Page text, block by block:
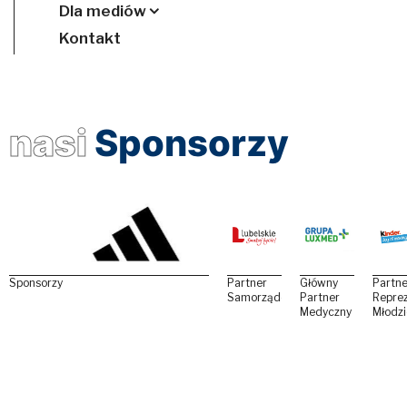
Dla mediów
Kontakt
nasi Sponsorzy
Sponsorzy
Partner
Samorządowy
Główny
Partner
Medyczny